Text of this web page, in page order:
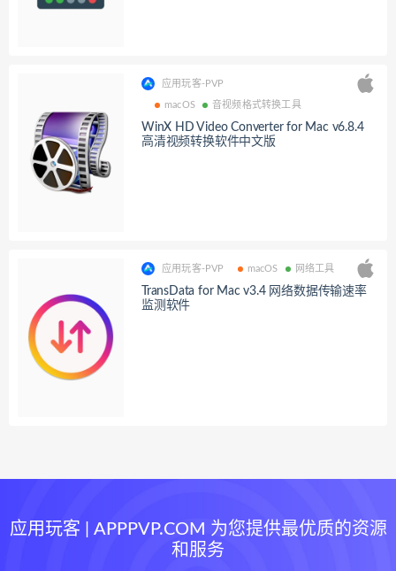
应用玩客-PVP
macOS 音视频格式转换工具
WinX HD Video Converter for Mac v6.8.4
高清视频转换软件中文版
应用玩客-PVP macOS 网络工具
TransData for Mac v3.4 网络数据传输速率
监测软件
应用玩客 | APPPVP.COM 为您提供最优质的资源
和服务